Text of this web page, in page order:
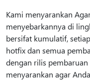
Kami menyarankan
menyebarkannya di
bersifat kumulatif,
hotfix dan semua
dengan rilis pembaruan
menyarankan agar